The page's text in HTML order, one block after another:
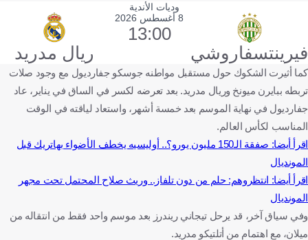
وديات الأندية
فيرينتسفاروشي
8 أغسطس 2026
13:00
ريال مدريد
كما أثيرت الشكوك حول مستقبل مواطنه جوسكو جفارديول مع وجود صلات
تربطه ببايرن ميونخ وريال مدريد. بعد تعرضه لكسر في الساق في يناير، عاد
جفارديول في نهاية الموسم بعد خمسة أشهر، واستعاد لياقته في الوقت
المناسب لكأس العالم.
اقرأ أيضا: صفقة الـ150 مليون يورو؟.. أوليسيه يخطف الأضواء بهاتريك قبل
المونديال
اقرأ أيضا: انتظروهم: حلم من دون تلفاز.. وريث صلاح المحتمل تحت مجهر
المونديال
وفي سياق آخر، قد يرحل تيجاني ريندرز بعد موسم واحد فقط من انتقاله من
ميلان، مع اهتمام من أتلتيكو مدريد.